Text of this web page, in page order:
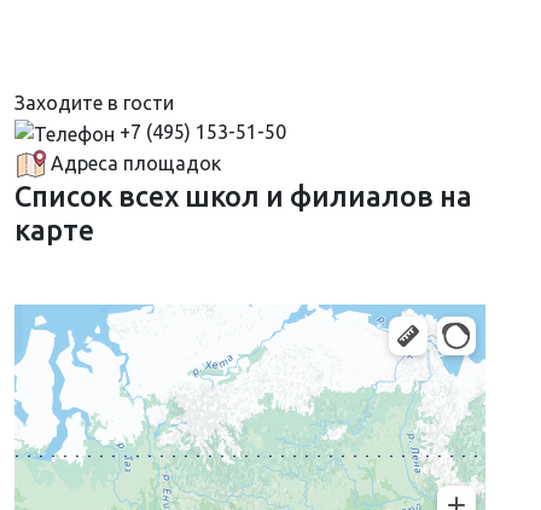
Заходите в гости
+7 (495) 153-51-50
Адреса площадок
Список всех школ и филиалов на
карте